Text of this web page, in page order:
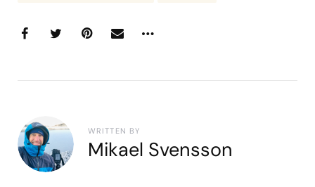
WRITTEN BY
Mikael Svensson